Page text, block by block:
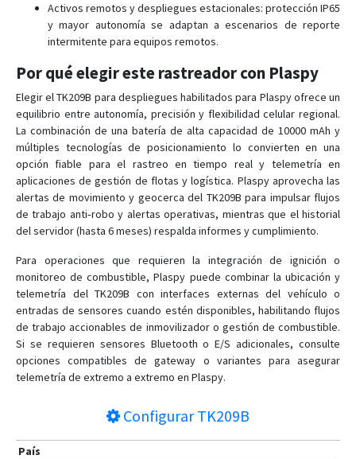
Activos remotos y despliegues estacionales: protección IP65
y mayor autonomía se adaptan a escenarios de reporte
intermitente para equipos remotos.
Por qué elegir este rastreador con Plaspy
Elegir el TK209B para despliegues habilitados para Plaspy ofrece un
equilibrio entre autonomía, precisión y flexibilidad celular regional.
La combinación de una batería de alta capacidad de 10000 mAh y
múltiples tecnologías de posicionamiento lo convierten en una
opción fiable para el rastreo en tiempo real y telemetría en
aplicaciones de gestión de flotas y logística. Plaspy aprovecha las
alertas de movimiento y geocerca del TK209B para impulsar flujos
de trabajo anti‑robo y alertas operativas, mientras que el historial
del servidor (hasta 6 meses) respalda informes y cumplimiento.
Para operaciones que requieren la integración de ignición o
monitoreo de combustible, Plaspy puede combinar la ubicación y
telemetría del TK209B con interfaces externas del vehículo o
entradas de sensores cuando estén disponibles, habilitando flujos
de trabajo accionables de inmovilizador o gestión de combustible.
Si se requieren sensores Bluetooth o E/S adicionales, consulte
opciones compatibles de gateway o variantes para asegurar
telemetría de extremo a extremo en Plaspy.
ConfigurarTK209B
País